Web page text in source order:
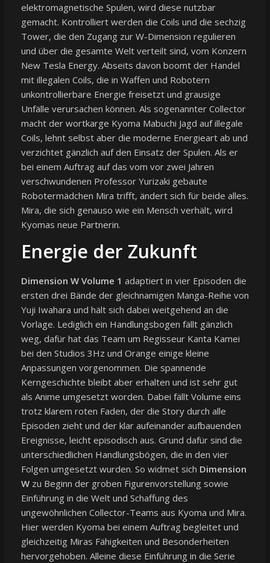
elektromagnetische Spulen, wird diese nutzbar
gemacht. Kontrolliert werden die Coils und die sechzig
Tower, die den Zugang zur W-Dimension regulieren
und über die gesamte Welt verteilt sind, vom Konzern
New Tesla Energy. Abseits davon boomt der Handel
mit illegalen Coils, die in Waffen und Robotern
unkontrollierbare Energie freisetzt und grausige
Unfälle verursachen können. Als sogenannter Collector
macht der wortkarge Kyoma Mabuchi Jagd auf illegale
Coils, lehnt selbst aber die moderne Energieart ab und
verzichtet gänzlich auf den Einsatz der Spulen. Als er
bei einem Auftrag auf das vom vor zwei Jahren
verschwundenen Professor Yurizaki gebaute
Robotermädchen Mira trifft, ändert sich für beide alles.
Mira, die sich genauso wie ein Mensch verhält, wird
Kyomas neue Partnerin.
Energie der Zukunft
Dimension W Volume 1 adaptiert in vier Episoden die
ersten drei Bände der gleichnamigen Manga-Reihe von
Yuji Iwahara und hält sich dabei weitgehend an die
Vorlage. Lediglich ein Handlungsbogen fällt gänzlich
weg, dafür hat das Team um Regisseur Kanta Kamei
bei den Studios 3Hz und Orange einige kleine
Anpassungen vorgenommen. Die spannende
Kerngeschichte bleibt aber erhalten und ist sehr gut
als Anime umgesetzt worden. Dabei fällt Volume eins
trotz klarem roten Faden, der die Story durch alle
Episoden zieht und der klar aufeinander aufbauenden
Ereignisse, leicht episodisch aus. Grund dafür sind die
unterschiedlichen Handlungsbögen, die in den vier
Folgen umgesetzt wurden. So widmet sich Dimension
Wzu Beginn der groben Figurenvorstellung sowie
Einführung in die Welt und Schaffung des
ungewöhnlichen Collector-Teams aus Kyoma und Mira.
Hier werden Kyoma bei einem Auftrag begleitet und
gleichzeitig Miras Fähigkeiten und Besonderheiten
hervorgehoben. Alleine diese Einführung in die Serie